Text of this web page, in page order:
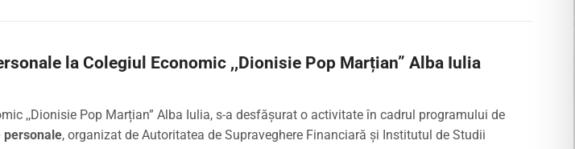
la Colegiul Economic ,,Dionisie Pop Marțian” Alba Iulia
,,Dionisie Pop Marțian” Alba Iulia, s-a desfășurat o activitate în cadrul programului de
personale, organizat de Autoritatea de Supraveghere Financiară și Institutul de Studii